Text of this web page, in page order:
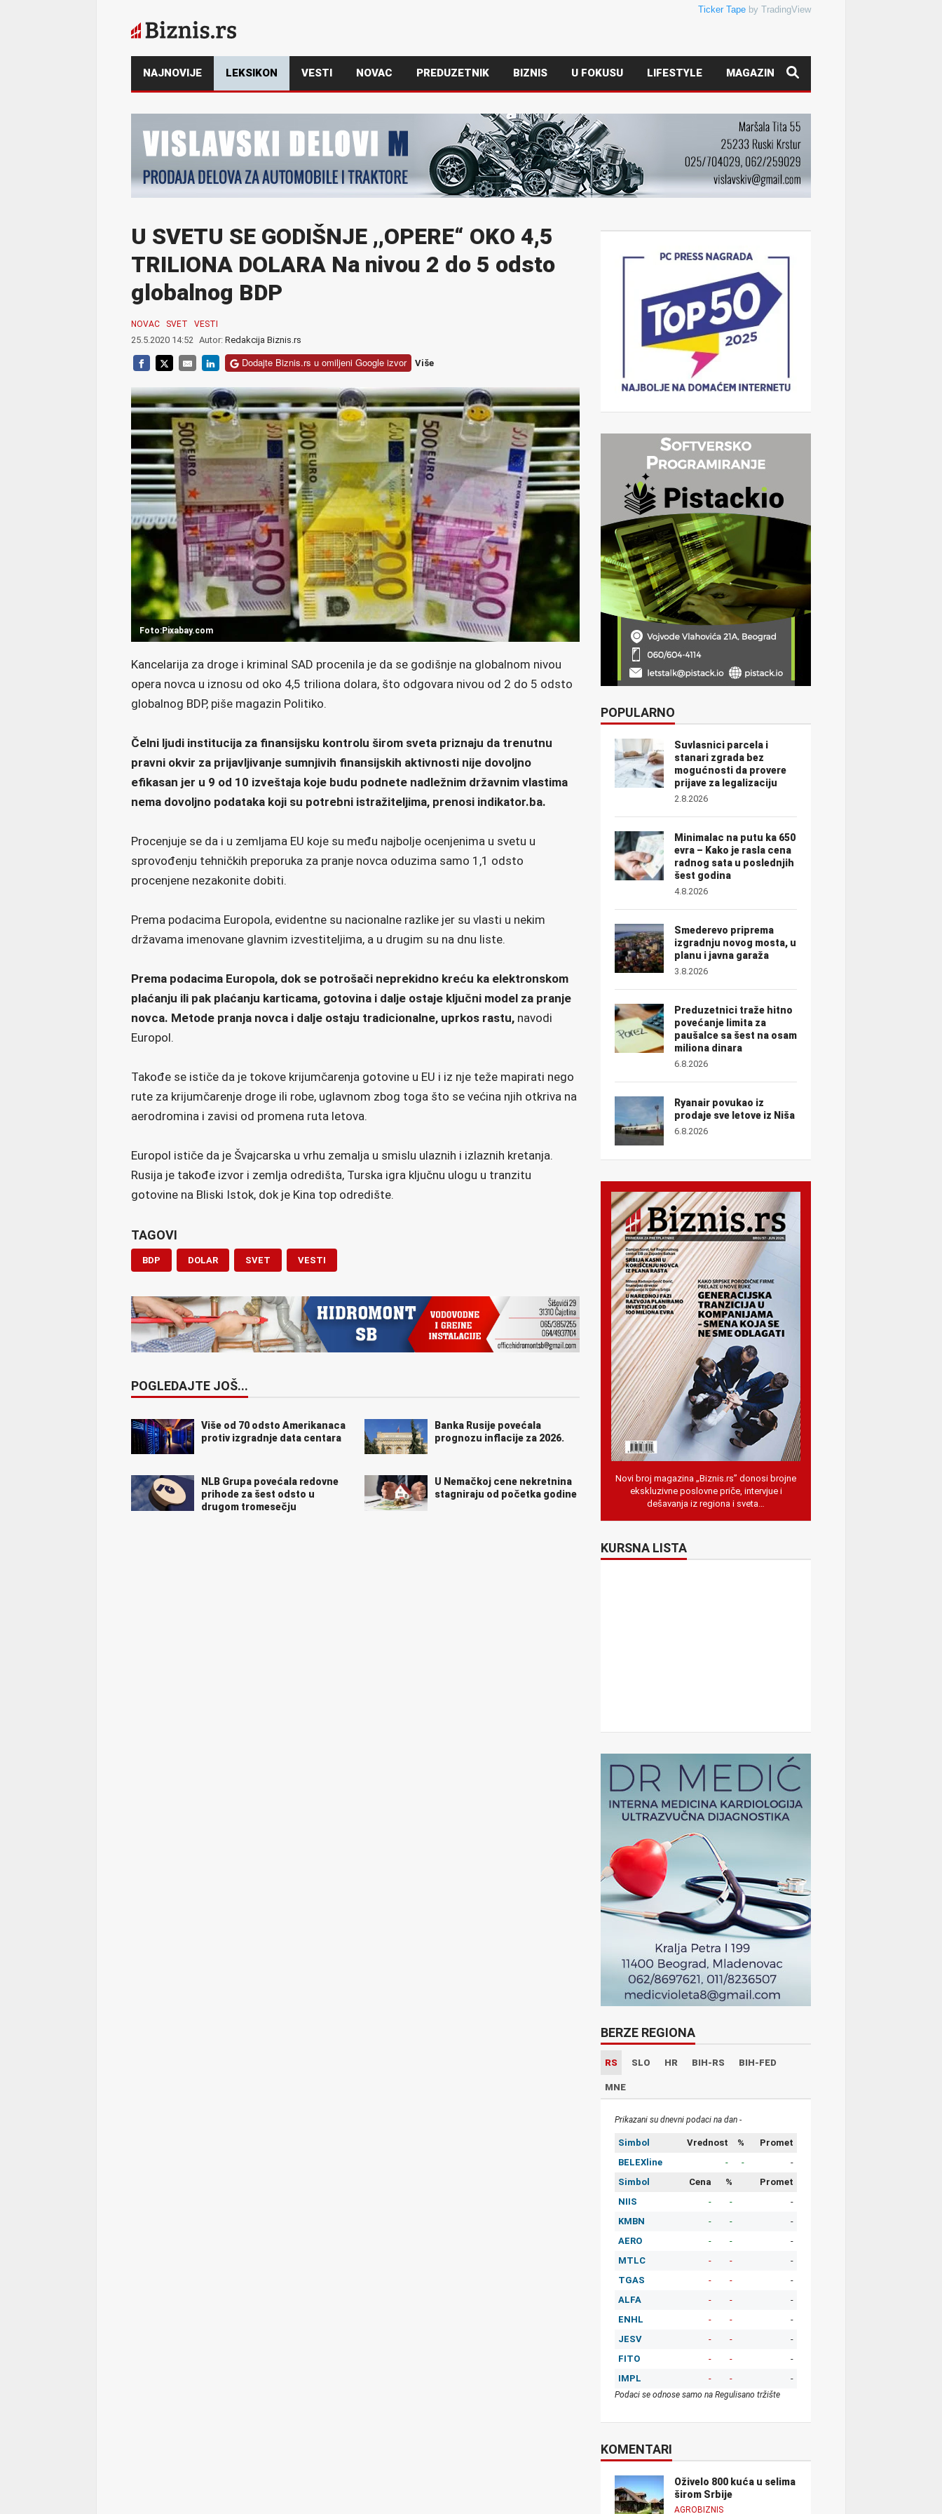
Ticker Tape by TradingView
NAJNOVIJE LEKSIKON VESTI NOVAC PREDUZETNIK BIZNIS U FOKUSU LIFESTYLE MAGAZIN
U SVETU SE GODIŠNJE ,,OPERE“ OKO 4,5
TRILIONA DOLARA Na nivou 2 do 5 odsto
globalnog BDP
NOVAC SVET VESTI
25.5.2020 14:52 Autor: Redakcija Biznis.rs
Dodajte Biznis.rs u omiljeni Google izvor Više
Foto:Pixabay.com
Kancelarija za droge i kriminal SAD procenila je da se godišnje na globalnom nivou
opera novca u iznosu od oko 4,5 triliona dolara, što odgovara nivou od 2 do 5 odsto
globalnog BDP, piše magazin Politiko.
Čelni ljudi institucija za finansijsku kontrolu širom sveta priznaju da trenutnu
pravni okvir za prijavljivanje sumnjivih finansijskih aktivnosti nije dovoljno
efikasan jer u 9 od 10 izveštaja koje budu podnete nadležnim državnim vlastima
nema dovoljno podataka koji su potrebni istražiteljima, prenosi indikator.ba.
Procenjuje se da i u zemljama EU koje su među najbolje ocenjenima u svetu u
sprovođenju tehničkih preporuka za pranje novca oduzima samo 1,1 odsto
procenjene nezakonite dobiti.
Prema podacima Europola, evidentne su nacionalne razlike jer su vlasti u nekim
državama imenovane glavnim izvestiteljima, a u drugim su na dnu liste.
Prema podacima Europola, dok se potrošači neprekidno kreću ka elektronskom
plaćanju ili pak plaćanju karticama, gotovina i dalje ostaje ključni model za pranje
novca. Metode pranja novca i dalje ostaju tradicionalne, uprkos rastu, navodi
Europol.
Takođe se ističe da je tokove krijumčarenja gotovine u EU i iz nje teže mapirati nego
rute za krijumčarenje droge ili robe, uglavnom zbog toga što se većina njih otkriva na
aerodromina i zavisi od promena ruta letova.
Europol ističe da je Švajcarska u vrhu zemalja u smislu ulaznih i izlaznih kretanja.
Rusija je takođe izvor i zemlja odredišta, Turska igra ključnu ulogu u tranzitu
gotovine na Bliski Istok, dok je Kina top odredište.
TAGOVI
BDP DOLAR SVET VESTI
POGLEDAJTE JOŠ...
Više od 70 odsto Amerikanaca
protiv izgradnje data centara
Banka Rusije povećala
prognozu inflacije za 2026.
NLB Grupa povećala redovne
prihode za šest odsto u
drugom tromesečju
U Nemačkoj cene nekretnina
stagniraju od početka godine
POPULARNO
Suvlasnici parcela i
stanari zgrada bez
mogućnosti da provere
prijave za legalizaciju
2.8.2026
Minimalac na putu ka 650
evra – Kako je rasla cena
radnog sata u poslednjih
šest godina
4.8.2026
Smederevo priprema
izgradnju novog mosta, u
planu i javna garaža
3.8.2026
Preduzetnici traže hitno
povećanje limita za
paušalce sa šest na osam
miliona dinara
6.8.2026
Ryanair povukao iz
prodaje sve letove iz Niša
6.8.2026
Novi broj magazina „Biznis.rs” donosi brojne
ekskluzivne poslovne priče, intervjue i
dešavanja iz regiona i sveta…
KURSNA LISTA
BERZE REGIONA
RS SLO HR BIH-RS BIH-FED
MNE
Prikazani su dnevni podaci na dan -
Simbol Vrednost %
Promet
BELEXline
- -
-
Simbol
Cena %
Promet
NIIS
- -
-
KMBN
- -
-
AERO
- -
-
MTLC
- -
-
TGAS
- -
-
ALFA
- -
-
ENHL
- -
-
JESV
- -
-
FITO
- -
-
IMPL
- - -
Podaci se odnose samo na Regulisano tržište
KOMENTARI
Oživelo 800 kuća u selima
širom Srbije
AGROBIZNIS